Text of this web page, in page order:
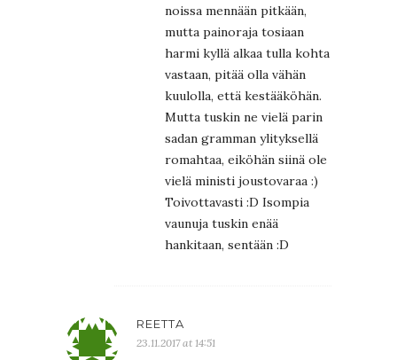
noissa mennään pitkään,
mutta painoraja tosiaan
harmi kyllä alkaa tulla kohta
vastaan, pitää olla vähän
kuulolla, että kestääköhän.
Mutta tuskin ne vielä parin
sadan gramman ylityksellä
romahtaa, eiköhän siinä ole
vielä ministi joustovaraa :)
Toivottavasti :D Isompia
vaunuja tuskin enää
hankitaan, sentään :D
REETTA
23.11.2017 at 14:51